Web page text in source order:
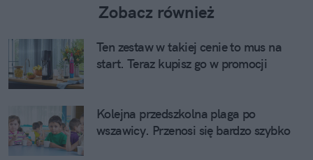
Zobacz również
Ten zestaw w takiej cenie to mus na
start. Teraz kupisz go w promocji
Kolejna przedszkolna plaga po
wszawicy. Przenosi się bardzo szybko